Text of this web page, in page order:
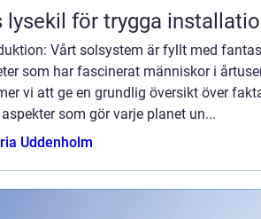
lysekil för trygga
Vårt solsystem är fyllt med
som har fascinerat människor i
vi att ge en grundlig översikt över
som gör varje planet un...
Uddenholm